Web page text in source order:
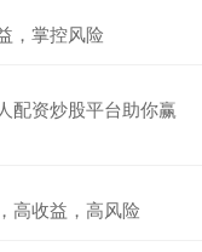
，掌控风险
配资炒股平台助你赢
高收益，高风险